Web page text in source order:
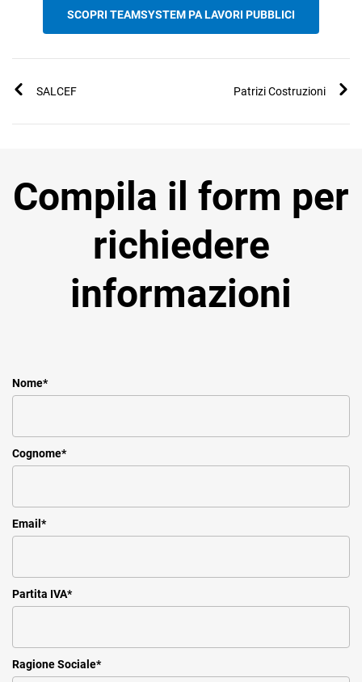
SCOPRI TEAMSYSTEM PA LAVORI PUBBLICI
SALCEF Patrizi Costruzioni
Compila il form per
richiedere
informazioni
Nome*
Cognome*
Email *
Partita IVA*
Ragione Sociale*